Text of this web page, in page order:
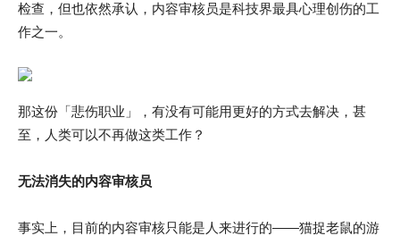
检查，但也依然承认，内容审核员是科技界最具心理创伤的工
作之一。
那这份「悲伤职业」，有没有可能用更好的方式去解决，甚
至，人类可以不再做这类工作？
无法消失的内容审核员
事实上，目前的内容审核只能是人来进行的——猫捉老鼠的游